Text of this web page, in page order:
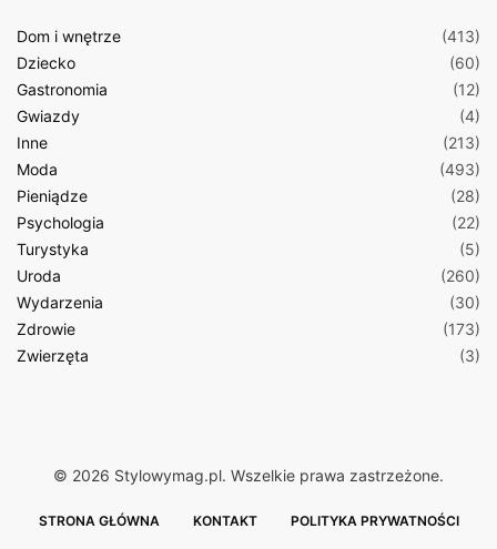
Dom i wnętrze
(413)
Dziecko
(60)
Gastronomia
(12)
Gwiazdy
(4)
Inne
(213)
Moda
(493)
Pieniądze
(28)
Psychologia
(22)
Turystyka
(5)
Uroda
(260)
Wydarzenia
(30)
Zdrowie
(173)
Zwierzęta
(3)
© 2026 Stylowymag.pl. Wszelkie prawa zastrzeżone.
STRONA GŁÓWNA KONTAKT POLITYKA PRYWATNOŚCI